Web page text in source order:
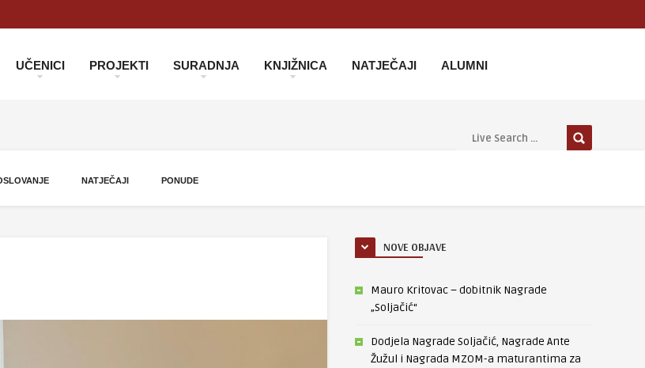
UČENICI PROJEKTI SURADNJA KNJIŽNICA NATJEČAJI ALUMNI
NATJEČAJI PONUDE
NOVE OBJAVE
Mauro Kritovac – dobitnik Nagrade
„Soljačić“
Dodjela Nagrade Soljačić, Nagrade Ante
Žužul i Nagrada MZOM-a maturantima za